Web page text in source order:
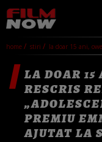
home stiri la doar 15 ani, owen cooper a
LA DOAR 15
RESCRIS
PREMIU
AJUTAT LA